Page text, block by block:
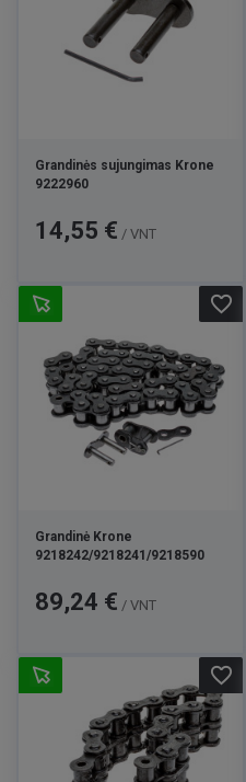
Grandinės sujungimas Krone
9222960
Kaina
14,55 € / VNT
Grandinė Krone
9218242/9218241/9218590
Kaina
89,24 € / VNT
favorite_border
favorite_border